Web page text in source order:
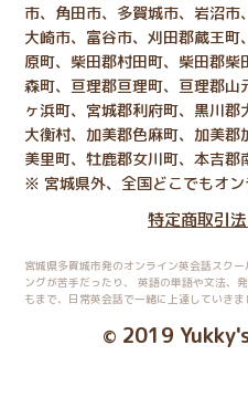
市、角田市、多賀城市、岩沼市
大崎市、富谷市、刈田郡蔵王
原町、柴田郡村田町、柴田郡
森町、亘理郡亘理町、亘理郡
ヶ浜町、宮城郡利府町、黒川
大衡村、加美郡色麻町、加美
美里町、牡鹿郡女川町、本吉郡
※ 宮城県外、全国どこでもオ
特定商取引
宮城県多賀城市発のオンライン英会話スク
ングが苦手だったり、
英語の単語や文法、
もまで、日常英会話で一緒に上達していきま
© 2019